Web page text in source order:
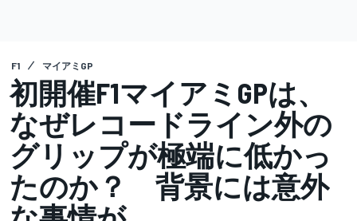
F1 マイアミGP
初開催F1マイアミGPは、
なぜレコードライン外の
グリップが極端に低かっ
たのか？ 背景には意外